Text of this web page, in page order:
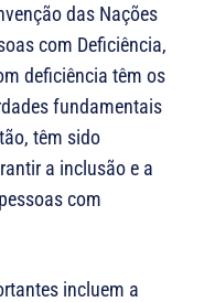
das Nações
com Deficiência,
deficiência têm os
fundamentais
têm sido
a inclusão e a
com
incluem a